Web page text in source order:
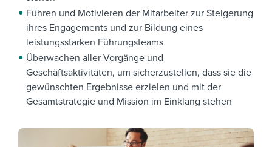
Führen und Motivieren der Mitarbeiter zur Steigerung
ihres Engagements und zur Bildung eines
leistungsstarken Führungsteams
Überwachen aller Vorgänge und
Geschäftsaktivitäten, um sicherzustellen, dass sie die
gewünschten Ergebnisse erzielen und mit der
Gesamtstrategie und Mission im Einklang stehen